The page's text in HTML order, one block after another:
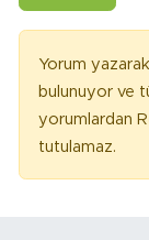
Yorum yazarak
bulunuyor ve
yorumlardan
tutulamaz.